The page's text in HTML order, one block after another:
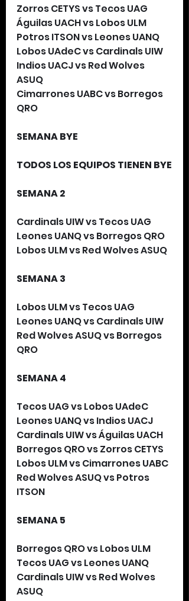
Zorros CETYS vs Tecos UAG
Águilas UACH vs Lobos ULM
Potros ITSON vs Leones UANQ
Lobos UAdeC vs Cardinals UIW
Indios UACJ vs Red Wolves
ASUQ
Cimarrones UABC vs Borregos
QRO
SEMANA BYE
TODOS LOS EQUIPOS TIENEN BYE
SEMANA 2
Cardinals UIW vs Tecos UAG
Leones UANQ vs Borregos QRO
Lobos ULM vs Red Wolves ASUQ
SEMANA 3
Lobos ULM vs Tecos UAG
Leones UANQ vs Cardinals UIW
Red Wolves ASUQ vs Borregos
QRO
SEMANA 4
Tecos UAG vs Lobos UAdeC
Leones UANQ vs Indios UACJ
Cardinals UIW vs Águilas UACH
Borregos QRO vs Zorros CETYS
Lobos ULM vs Cimarrones UABC
Red Wolves ASUQ vs Potros
ITSON
SEMANA 5
Borregos QRO vs Lobos ULM
Tecos UAG vs Leones UANQ
Cardinals UIW vs Red Wolves
ASUQ